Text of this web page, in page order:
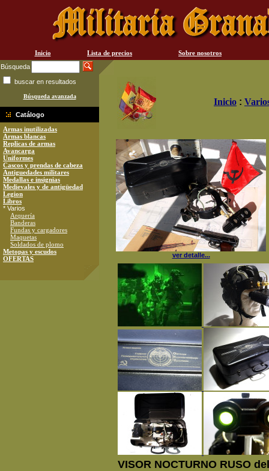
Inicio Lista de precios
Sobre nosotros
Búsqueda
buscar en resultados
Búsqueda avanzada
Catálogo
Armas inutilizadas
Armas blancas
Replicas de armas
Avancarga
Uniformes
Cascos y prendas de cabeza
Antiguedades militares
Medallas e insignias
Medievales y de antigüedad
Legion
Libros
* Varios
Arquería
Banderas
Fundas y cargadores
Maquetas
Soldados de plomo
Metopas y escudos
OFERTAS
Inicio :
ver detalle...
VISOR NOCTURNO RUSO